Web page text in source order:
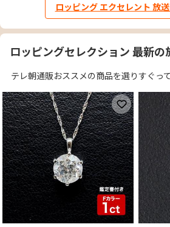
ロッピング エクセレント 放
ロッピングセレクション 最新の
テレ朝通販おススメの商品を選りすぐっ
お気に入り